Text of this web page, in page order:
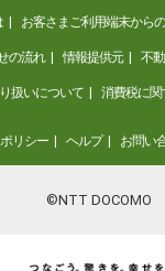
お客さまご利用端末から
の流れ 情報提供元 不
扱いについて 消費税に
リシー ヘルプ お問い
©NTT DOCOMO